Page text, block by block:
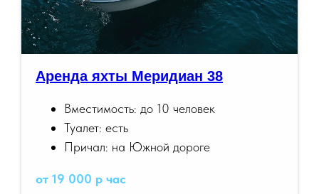
Аренда яхты Меридиан 38
Вместимость: до 10 человек
Туалет: есть
Причал: на Южной дороге
от 19 000 р час